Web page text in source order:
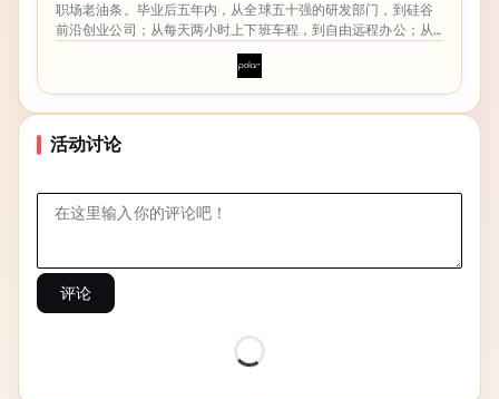
职场老油条。毕业后五年内，从全球五十强的研发部门，到硅谷
前沿创业公司；从每天两小时上下班车程，到自由远程办公；从
年薪6万，到年薪30万。职场中最重要的是心态，如何端正心
态，不被猎头，HR，老板PUA，如何反向PUA，在职场中获得自
己应得的待遇，我可以帮你
活动讨论
评论